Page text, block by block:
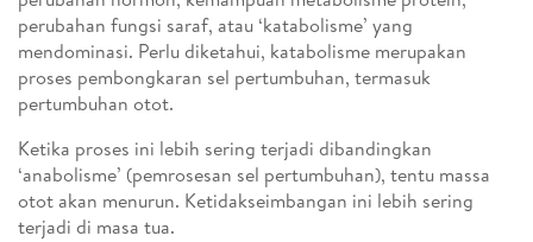
perubahan fungsi saraf, atau ‘katabolisme’ yang
mendominasi. Perlu diketahui, katabolisme merupakan
proses pembongkaran sel pertumbuhan, termasuk
pertumbuhan otot.
Ketika proses ini lebih sering terjadi dibandingkan
‘anabolisme’ (pemrosesan sel pertumbuhan), tentu massa
otot akan menurun. Ketidakseimbangan ini lebih sering
terjadi di masa tua.